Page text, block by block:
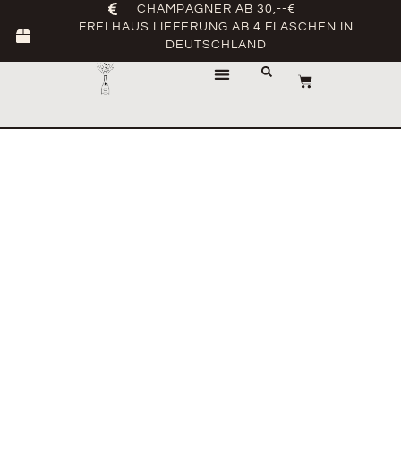
CHAMPAGNER AB 30,--€
FREI HAUS LIEFERUNG AB 4 FLASCHEN IN
DEUTSCHLAND